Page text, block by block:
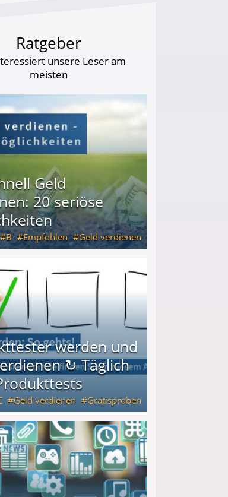
Ratgeber
unsere Leser am
meisten
Geld
20 seriöse
B Empfohlen Geld verdienen
werden und
↻ Täglich
Geld verdienen Gratisproben
Produkttests